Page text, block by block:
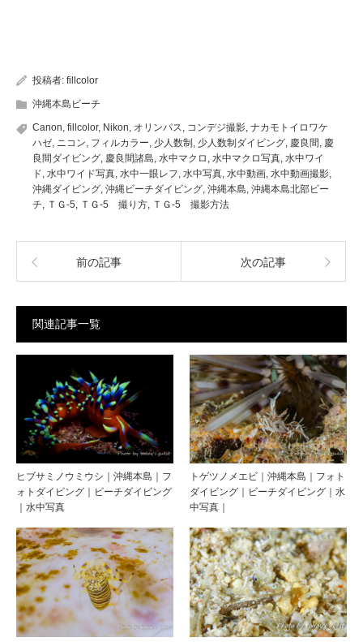
投稿者: fillcolor
沖縄本島ビーチ
Canon fillcolor, Nikon オリンパス コンデジ撮影 ナカモトイロワケ
ハゼ ニコン フィルカラー 少人数制 少人数制ダイビング 慶良間 慶
良間ダイビング 慶良間諸島 水中マクロ 水中マクロ写真 水中ワイ
ド 水中ワイド写真 水中一眼レフ 水中写真 水中動画 水中動画撮影
沖縄ダイビング 沖縄ビーチダイビング 沖縄本島 沖縄本島北部ビー
チ
ＴＧ-5 ＴＧ-5 撮り方 ＴＧ-5 撮影方法
前の記事 次の記事
関連記事一覧
ヒブサミノウミウシ｜沖縄本島｜フ
ォトダイビング｜ビーチダイビング
｜水中写真
トゲツノメエビ｜沖縄本島｜フォト
ダイビング｜ビーチダイビング｜水
中写真｜